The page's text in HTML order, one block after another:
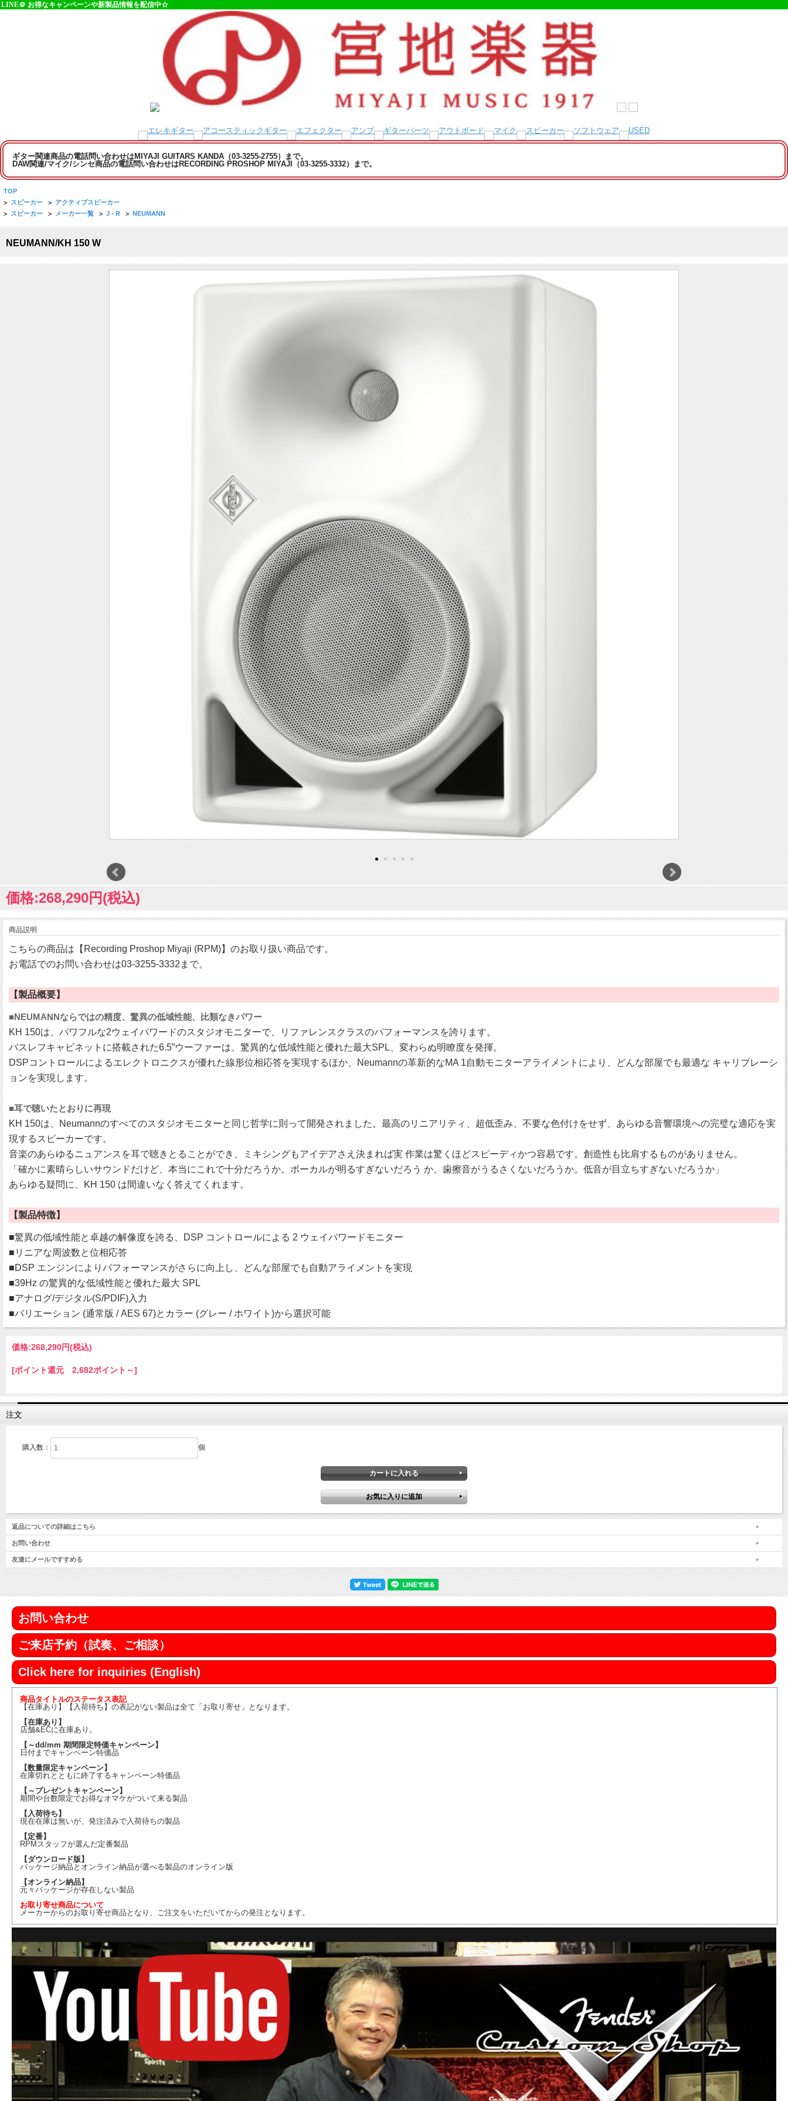
LINE＠ お得なキャンペーンや新製品情報を配信中☆
ギター関連商品の電話問い合わせはMIYAJI GUITARS KANDA（03-3255-2755）まで。
DAW関連/マイク/シンセ商品の電話問い合わせはRECORDING PROSHOP MIYAJI（03-3255-3332）まで。
TOP
> スピーカー > アクティブスピーカー
> スピーカー > メーカー一覧 > J - R > NEUMANN
NEUMANN/KH 150 W
価格:268,290円(税込)
商品説明
こちらの商品は【Recording Proshop Miyaji (RPM)】のお取り扱い商品です。
お電話でのお問い合わせは03-3255-3332まで。
【製品概要】
■NEUMANNならではの精度、驚異の低域性能、比類なきパワー
KH 150は、パワフルな2ウェイパワードのスタジオモニターで、リファレンスクラスのパフォーマンスを誇ります。
バスレフキャビネットに搭載された6.5”ウーファーは、驚異的な低域性能と優れた最大SPL、変わらぬ明瞭度を発揮。
DSPコントロールによるエレクトロニクスが優れた線形位相応答を実現するほか、Neumannの革新的なMA 1自動モニターアライメントにより、どんな部屋でも最適な キャリブレーシ
ョンを実現します。
■耳で聴いたとおりに再現
KH 150は、Neumannのすべてのスタジオモニターと同じ哲学に則って開発されました。最高のリニアリティ、超低歪み、不要な色付けをせず、あらゆる音響環境への完璧な適応を実
現するスピーカーです。
音楽のあらゆるニュアンスを耳で聴きとることができ、ミキシングもアイデアさえ決まれば実 作業は驚くほどスピーディかつ容易です。創造性も比肩するものがありません。
「確かに素晴らしいサウンドだけど、本当にこれで十分だろうか。ボーカルが明るすぎないだろう か、歯擦音がうるさくないだろうか。低音が目立ちすぎないだろうか」
あらゆる疑問に、KH 150 は間違いなく答えてくれます。
【製品特徴】
■驚異の低域性能と卓越の解像度を誇る、DSP コントロールによる 2 ウェイパワードモニター
■リニアな周波数と位相応答
■DSP エンジンによりパフォーマンスがさらに向上し、どんな部屋でも自動アライメントを実現
■39Hz の驚異的な低域性能と優れた最大 SPL
■アナログ/デジタル(S/PDIF)入力
■バリエーション (通常版 / AES 67)とカラー (グレー / ホワイト)から選択可能
価格:268,290円(税込)
[ポイント還元 2,682ポイント～]
注文
購入数： 個
返品についての詳細はこちら
お問い合わせ
友達にメールですすめる
お問い合わせ
ご来店予約（試奏、ご相談）
Click here for inquiries (English)
商品タイトルのステータス表記
【在庫あり】【入荷待ち】の表記がない製品は全て「お取り寄せ」となります。
【在庫あり】
店舗&ECに在庫あり。
【～dd/mm 期間限定特価キャンペーン】
日付までキャンペーン特価品
【数量限定キャンペーン】
在庫切れとともに終了するキャンペーン特価品
【～プレゼントキャンペーン】
期間や台数限定でお得なオマケがついて来る製品
【入荷待ち】
現在在庫は無いが、発注済みで入荷待ちの製品
【定番】
RPMスタッフが選んだ定番製品
【ダウンロード版】
パッケージ納品とオンライン納品が選べる製品のオンライン版
【オンライン納品】
元々パッケージが存在しない製品
お取り寄せ商品について
メーカーからのお取り寄せ商品となり、ご注文をいただいてからの発注となります。